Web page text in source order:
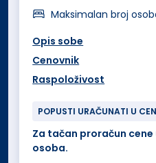
Maksimalan broj
Opis sobe
Cenovnik
Raspoloživost
POPUSTI URAČUNATI U
Za tačan proračun
osoba.